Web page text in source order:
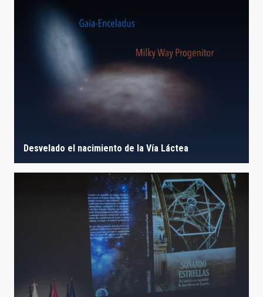
Desvelado el nacimiento de la Vía Láctea